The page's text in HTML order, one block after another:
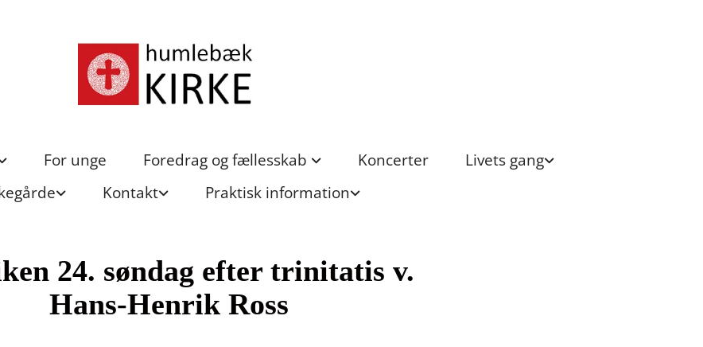
For unge Foredrag og fællesskab Koncerter
Livets gang
Kontakt Praktisk information
24. søndag efter trinitatis v.
Hans-Henrik Ross